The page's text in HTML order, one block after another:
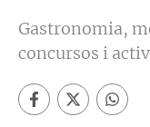
Gastronomia,
concursos i